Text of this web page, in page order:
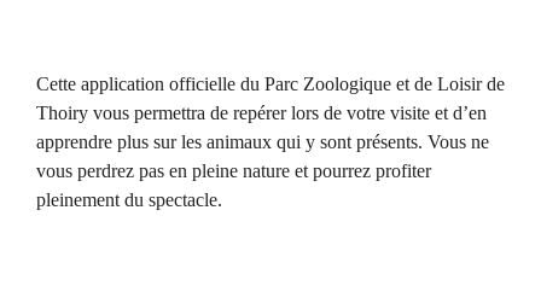
Cette application officielle du Parc Zoologique et de Loisir de
Thoiry vous permettra de repérer lors de votre visite et d’en
apprendre plus sur les animaux qui y sont présents. Vous ne
vous perdrez pas en pleine nature et pourrez profiter
pleinement du spectacle.